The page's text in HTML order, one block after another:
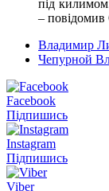
під
– повідомив
Владимир
Чепурной
Facebook
Підпишись
Instagram
Підпишись
Viber